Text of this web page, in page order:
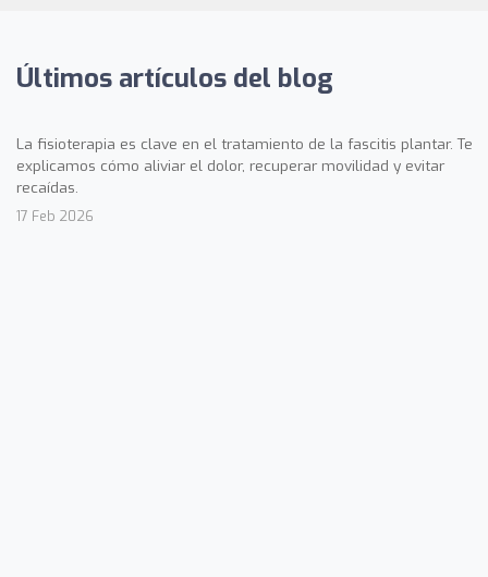
Últimos artículos del blog
La fisioterapia es clave en el tratamiento de la fascitis plantar. Te
explicamos cómo aliviar el dolor, recuperar movilidad y evitar
recaídas.
17 Feb 2026